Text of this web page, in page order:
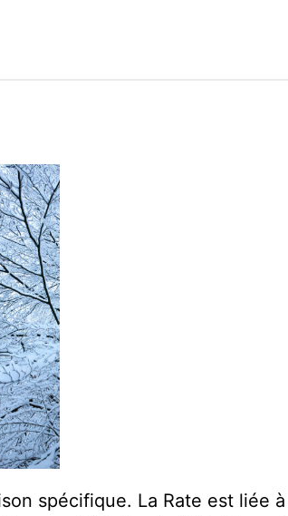
spécifique. La Rate est liée